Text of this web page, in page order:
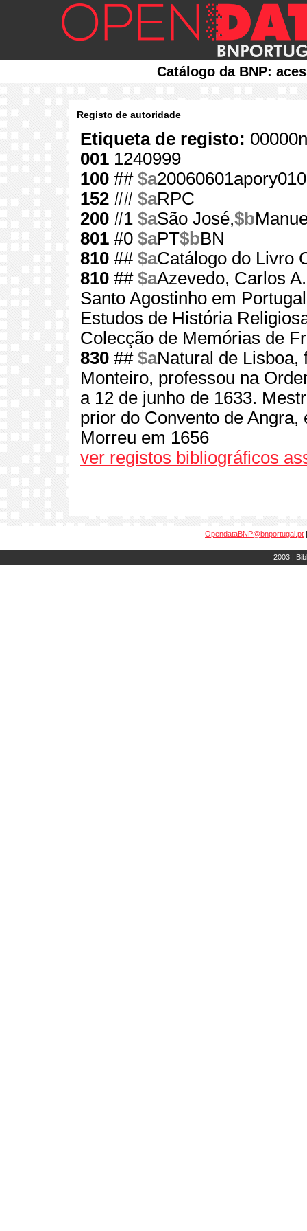
Catálogo da BNP:
Registo de autoridade
Etiqueta de registo:
001 1240999
100 ## $a
152 ## $aRPC
200 #1 $aSão José,$b
801 #0 $aPT$bBN
810 ## $aCatálogo do Livro
810 ## $aAzevedo, Carlos
Santo Agostinho em
Estudos de História
Colecção de Memórias de
830 ## $aNatural de Lisboa,
Monteiro, professou na
a 12 de junho de 1633.
prior do Convento de
Morreu em 1656
ver registos bibliográficos
OpendataBNP@bnportugal.pt
2003 |